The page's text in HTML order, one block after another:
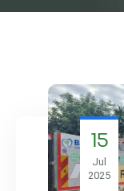
15
Jul
2025